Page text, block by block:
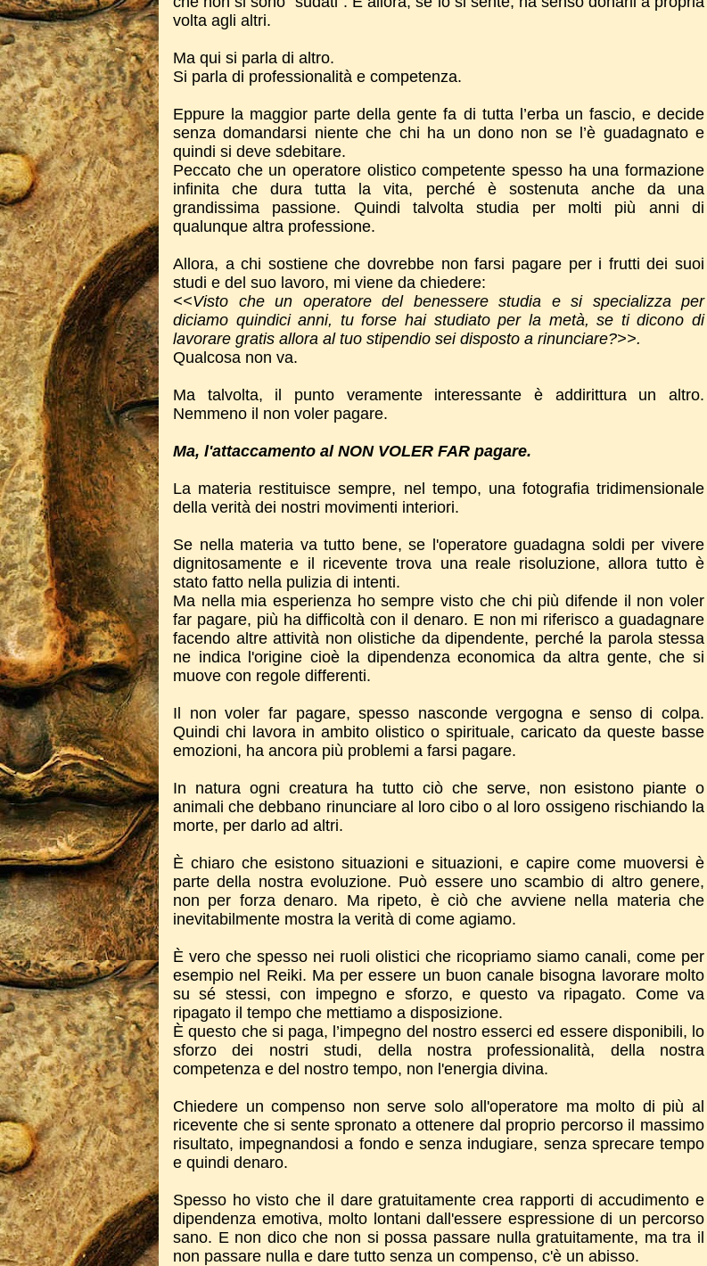
volta agli altri.
Ma qui si parla di altro.
Si parla di professionalità e competenza.
Eppure la maggior parte della gente fa di tutta l’erba un fascio, e decide
senza domandarsi niente che chi ha un dono non se l’è guadagnato e
quindi si deve sdebitare.
Peccato che un operatore olistico competente spesso ha una formazione
infinita che dura tutta la vita, perché è sostenuta anche da una
grandissima passione. Quindi talvolta studia per molti più anni di
qualunque altra professione.
Allora, a chi sostiene che dovrebbe non farsi pagare per i frutti dei suoi
studi e del suo lavoro, mi viene da chiedere:
<<Visto che un operatore del benessere studia e si specializza per
diciamo quindici anni, tu forse hai studiato per la metà, se ti dicono di
lavorare gratis allora al tuo stipendio sei disposto a rinunciare?>>.
Qualcosa non va.
Ma talvolta, il punto veramente interessante è addirittura un altro.
Nemmeno il non voler pagare.
Ma, l'attaccamento al NON VOLER FAR pagare.
La materia restituisce sempre, nel tempo, una fotografia tridimensionale
della verità dei nostri movimenti interiori.
Se nella materia va tutto bene, se l'operatore guadagna soldi per vivere
dignitosamente e il ricevente trova una reale risoluzione, allora tutto è
stato fatto nella pulizia di intenti.
Ma nella mia esperienza ho sempre visto che chi più difende il non voler
far pagare, più ha difficoltà con il denaro. E non mi riferisco a guadagnare
facendo altre attività non olistiche da dipendente, perché la parola stessa
ne indica l'origine cioè la dipendenza economica da altra gente, che si
muove con regole differenti.
Il non voler far pagare, spesso nasconde vergogna e senso di colpa.
Quindi chi lavora in ambito olistico o spirituale, caricato da queste basse
emozioni, ha ancora più problemi a farsi pagare.
In natura ogni creatura ha tutto ciò che serve, non esistono piante o
animali che debbano rinunciare al loro cibo o al loro ossigeno rischiando la
morte, per darlo ad altri.
È chiaro che esistono situazioni e situazioni, e capire come muoversi è
parte della nostra evoluzione. Può essere uno scambio di altro genere,
non per forza denaro. Ma ripeto, è ciò che avviene nella materia che
inevitabilmente mostra la verità di come agiamo.
È vero che spesso nei ruoli olistici che ricopriamo siamo canali, come per
esempio nel Reiki. Ma per essere un buon canale bisogna lavorare molto
su sé stessi, con impegno e sforzo, e questo va ripagato. Come va
ripagato il tempo che mettiamo a disposizione.
È questo che si paga, l’impegno del nostro esserci ed essere disponibili, lo
sforzo dei nostri studi, della nostra professionalità, della nostra
competenza e del nostro tempo, non l'energia divina.
Chiedere un compenso non serve solo all'operatore ma molto di più al
ricevente che si sente spronato a ottenere dal proprio percorso il massimo
risultato, impegnandosi a fondo e senza indugiare, senza sprecare tempo
e quindi denaro.
Spesso ho visto che il dare gratuitamente crea rapporti di accudimento e
dipendenza emotiva, molto lontani dall'essere espressione di un percorso
sano. E non dico che non si possa passare nulla gratuitamente, ma tra il
non passare nulla e dare tutto senza un compenso, c'è un abisso.